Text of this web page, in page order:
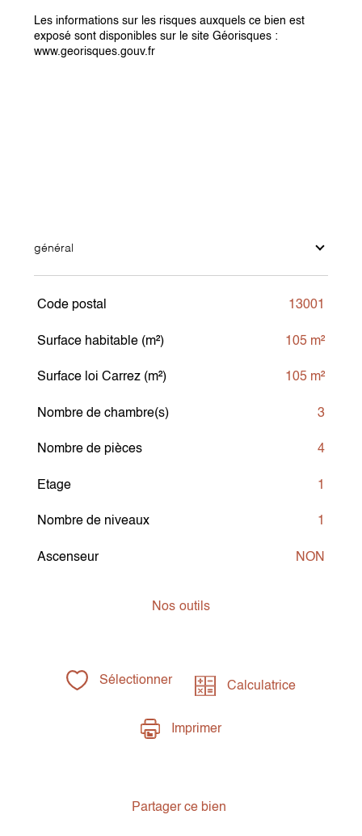
Les informations sur les risques auxquels ce bien est
exposé sont disponibles sur le site Géorisques :
www.georisques.gouv.fr
général
TRAD_SIROCCO_Caracteristique
Code postal 13001
Surface habitable (m²) 105 m²
Surface loi Carrez (m²) 105 m²
Nombre de chambre(s) 3
Nombre de pièces 4
Etage 1
Nombre de niveaux 1
Ascenseur NON
Nos outils
Sélectionner Calculatrice
Imprimer
Partager ce bien